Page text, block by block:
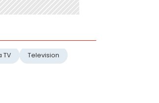
TV Television